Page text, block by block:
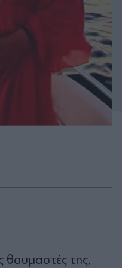
θαυμαστές της,